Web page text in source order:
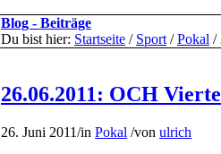
Blog - Beiträge
Du bist hier: Startseite / Sport / Pokal /
26.06.2011: OCH
26. Juni 2011/in Pokal /von ulrich